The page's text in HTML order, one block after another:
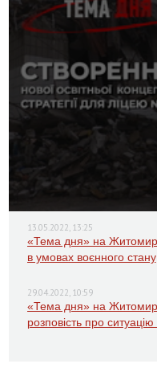
13.05.2022, 13:25
«Тема дня» на
в умовах воєнного стану
29.04.2022, 10:59
«Тема дня» на
розповість про ситуацію